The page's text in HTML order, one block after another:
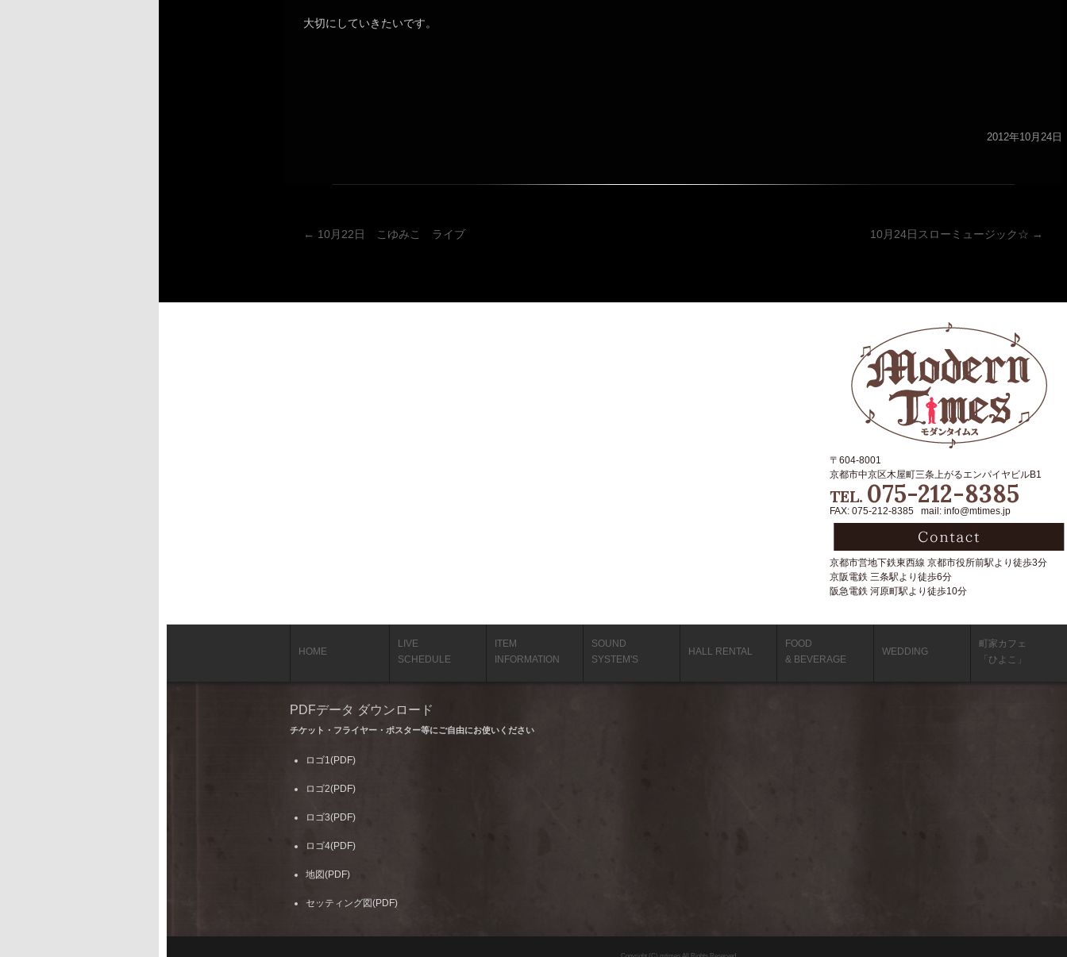
大切にしていきたいです。
2012年10月24日
← 10月22日 こゆみこ ライブ 10月24日スローミュージック☆ →
〒604-8001
京都市中京区木屋町三条上がるエンパイヤビルB1
TEL. 075-212-8385
FAX: 075-212-8385 mail: info@mtimes.jp
京都市営地下鉄東西線 京都市役所前駅より徒歩3分
京阪電鉄 三条駅より徒歩6分
阪急電鉄 河原町駅より徒歩10分
HOME
LIVE
SCHEDULE
ITEM
INFORMATION
SOUND
SYSTEM'S
HALL RENTAL
FOOD
& BEVERAGE
WEDDING
町家カフェ
「ひよこ」
PDFデータ ダウンロード
チケット・フライヤー・ポスター等にご自由にお使いください
ロゴ1(PDF)
ロゴ2(PDF)
ロゴ3(PDF)
ロゴ4(PDF)
地図(PDF)
セッティング図(PDF)